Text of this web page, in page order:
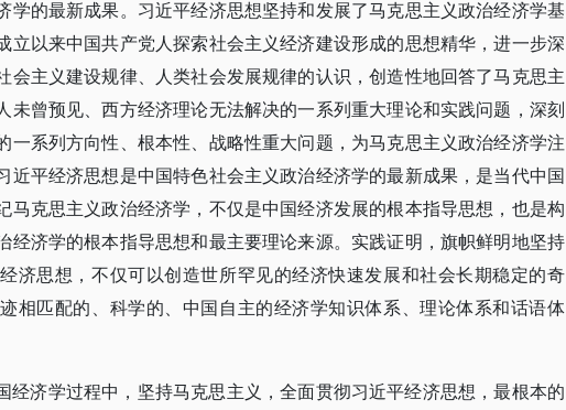
学的最新成果。习近平经济思想坚持和发展了马克思主义政治经济学基
立以来中国共产党人探索社会主义经济建设形成的思想精华，进一步深
会主义建设规律、人类社会发展规律的认识，创造性地回答了马克思主
未曾预见、西方经济理论无法解决的一系列重大理论和实践问题，深刻
一系列方向性、根本性、战略性重大问题，为马克思主义政治经济学注
近平经济思想是中国特色社会主义政治经济学的最新成果，是当代中国
马克思主义政治经济学，不仅是中国经济发展的根本指导思想，也是构
经济学的根本指导思想和最主要理论来源。实践证明，旗帜鲜明地坚持
济思想，不仅可以创造世所罕见的经济快速发展和社会长期稳定的奇
相匹配的、科学的、中国自主的经济学知识体系、理论体系和话语体
经济学过程中，坚持马克思主义，全面贯彻习近平经济思想，最根本的